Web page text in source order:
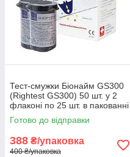
Тест-смужки Біонайм GS300
(Rightest GS300) 50 шт. у 2
флаконі по 25 шт. в пакованні
Готово до відправки
388 ₴/упаковка
400 ₴/упаковка